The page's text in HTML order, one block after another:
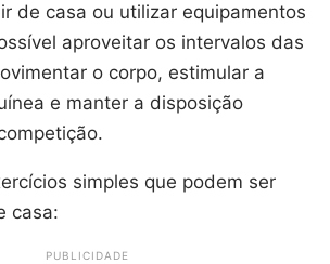
de casa ou utilizar equipamentos
aproveitar os intervalos das
o corpo, estimular a
e manter a disposição
simples que podem ser
casa:
PUBLICIDADE